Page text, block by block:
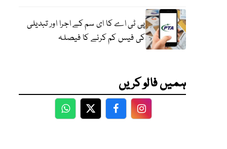
پی ٹی اے کا ای سم کے اجرا اور تبدیلی
کی فیس کم کرنے کا فیصلہ
ہمیں فالو کریں
WhatsApp
TwitterFacebookFacebook